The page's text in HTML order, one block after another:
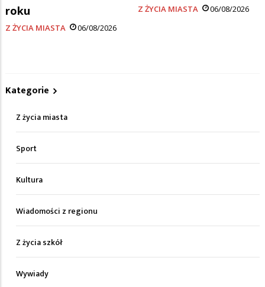
roku
Z ŻYCIA MIASTA 06/08/2026
Z ŻYCIA MIASTA 06/08/2026
Kategorie
Z życia miasta
Sport
Kultura
Wiadomości z regionu
Z życia szkół
Wywiady